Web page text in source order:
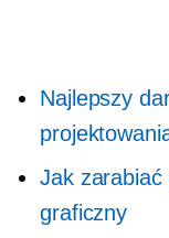
Najlepszy
Jak zarabiać
graficzny